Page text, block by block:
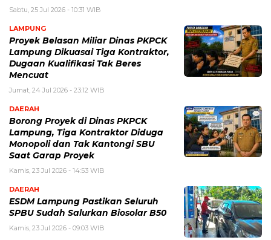
Sabtu, 25 Jul 2026 - 10:31 WIB
LAMPUNG
Proyek Belasan Miliar Dinas PKPCK
Lampung Dikuasai Tiga Kontraktor,
Dugaan Kualifikasi Tak Beres
Mencuat
Jumat, 24 Jul 2026 - 23:12 WIB
DAERAH
Borong Proyek di Dinas PKPCK
Lampung, Tiga Kontraktor Diduga
Monopoli dan Tak Kantongi SBU
Saat Garap Proyek
Kamis, 23 Jul 2026 - 14:53 WIB
DAERAH
ESDM Lampung Pastikan Seluruh
SPBU Sudah Salurkan Biosolar B50
Kamis, 23 Jul 2026 - 09:03 WIB